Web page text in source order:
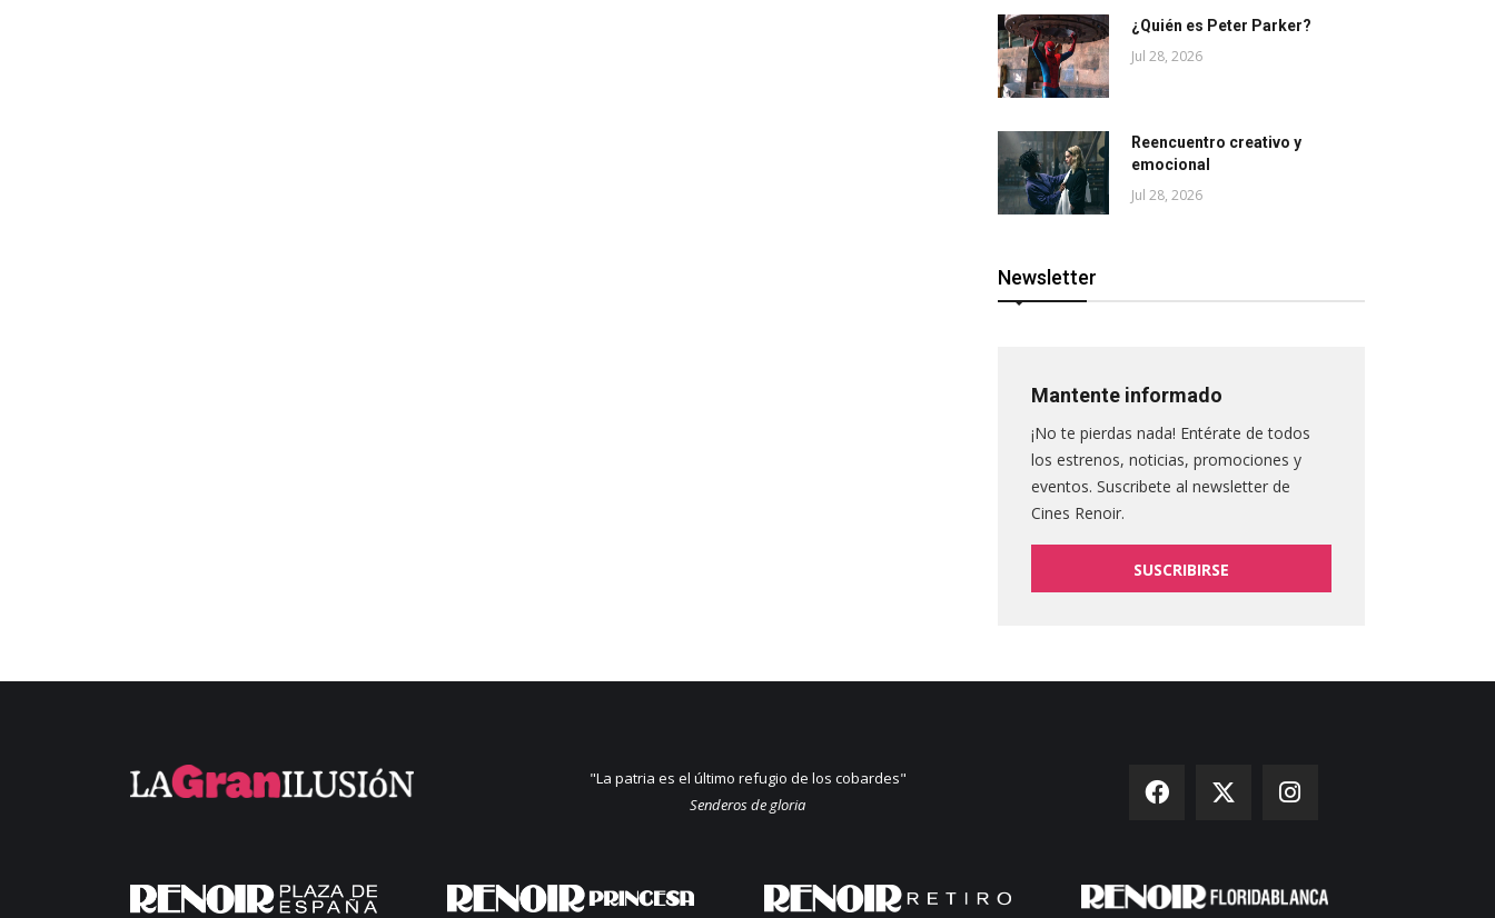
¿Quién es Peter Parker?
Jul 28, 2026
Reencuentro creativo y
emocional
Jul 28, 2026
Newsletter
Mantente informado
¡No te pierdas nada! Entérate de todos
los estrenos, noticias, promociones y
eventos. Suscribete al newsletter de
Cines Renoir.
SUSCRIBIRSE
"La patria es el último refugio de los cobardes"
Senderos de gloria